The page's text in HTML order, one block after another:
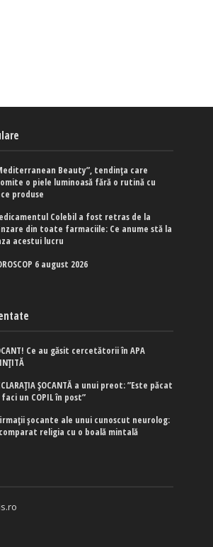
Beauty”, tendința care
o piele luminoasă fără o rutină cu
produse
Colebil a fost retras de la
din toate farmaciile: Ce anume stă la
acestui lucru
6 august 2026
Ce au găsit cercetătorii în APA
ȘOCANTĂ a unui preot: ”Este păcat
faci un COPIL în post”
şocante ale unui cunoscut neurolog:
religia cu o boală mintală